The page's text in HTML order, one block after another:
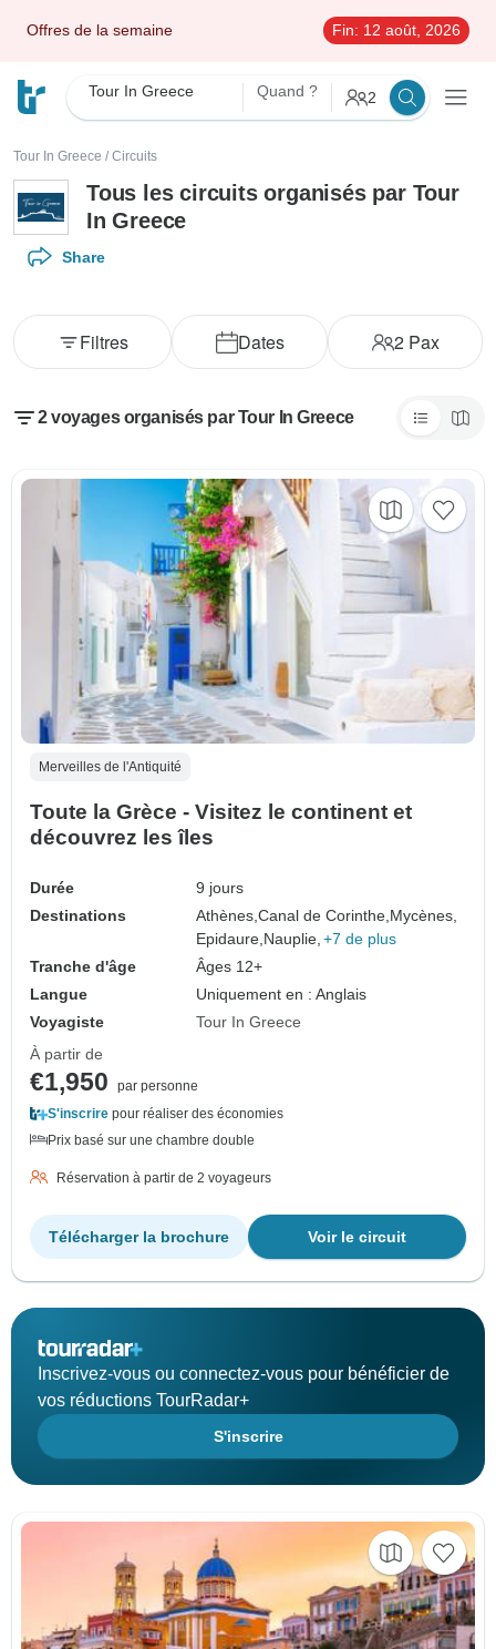
Offres de la semaine Fin: 12 août, 2026
Tour In Greece Quand ? 2
Tour In Greece / Circuits
Tous les circuits organisés par Tour
In Greece
Share
Dates 2Pax
Filtres
2 voyages organisés par Tour In Greece
Merveilles de l'Antiquité
Toute la Grèce - Visitez le continent et
découvrez les îles
Durée
9 jours
Destinations
Athènes,Canal de Corinthe, Mycènes,
Epidaure, Nauplie, +7 de plus
Tranche d'âge
Âges 12+
Langue
Uniquement en : Anglais
Voyagiste
Tour In Greece
À partir de
€1,950
par personne
S'inscrire pour réaliser des économies
Prix basé sur une chambre double
Réservation à partir de 2 voyageurs
Voir le circuit
Télécharger la brochure
Inscrivez-vous ou connectez-vous pour bénéficier de
vos réductions TourRadar+
S'inscrire